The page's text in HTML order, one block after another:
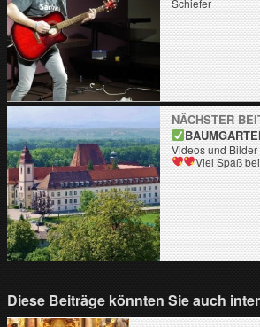
Schiefer
NÄCHSTER
Videos und
Viel Spaß
Diese Beiträge könnten Sie auch